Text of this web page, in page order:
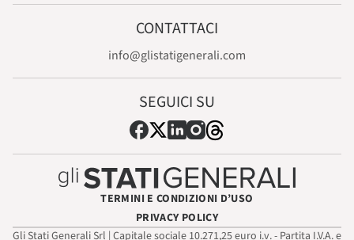
CONTATTACI
info@glistatigenerali.com
SEGUICI SU
TERMINI E CONDIZIONI D’USO
PRIVACY POLICY
Gli Stati Generali Srl | Capitale sociale 10.271,25 euro i.v. - Partita I.V.A. e